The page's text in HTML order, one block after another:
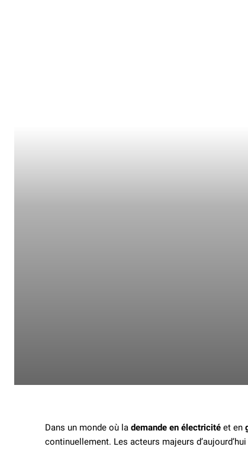
Dans un monde où la demande en électricité et en
continuellement. Les acteurs majeurs